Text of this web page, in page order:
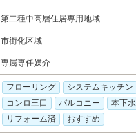
第二種中高層住居専用地域
市街化区域
専属専任媒介
フローリング システムキッチン
コンロ三口
バルコニー 本下水
リフォーム済
おすすめ